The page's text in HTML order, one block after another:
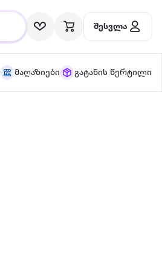
შესვლა
მაღაზიები გატანის წერტილი